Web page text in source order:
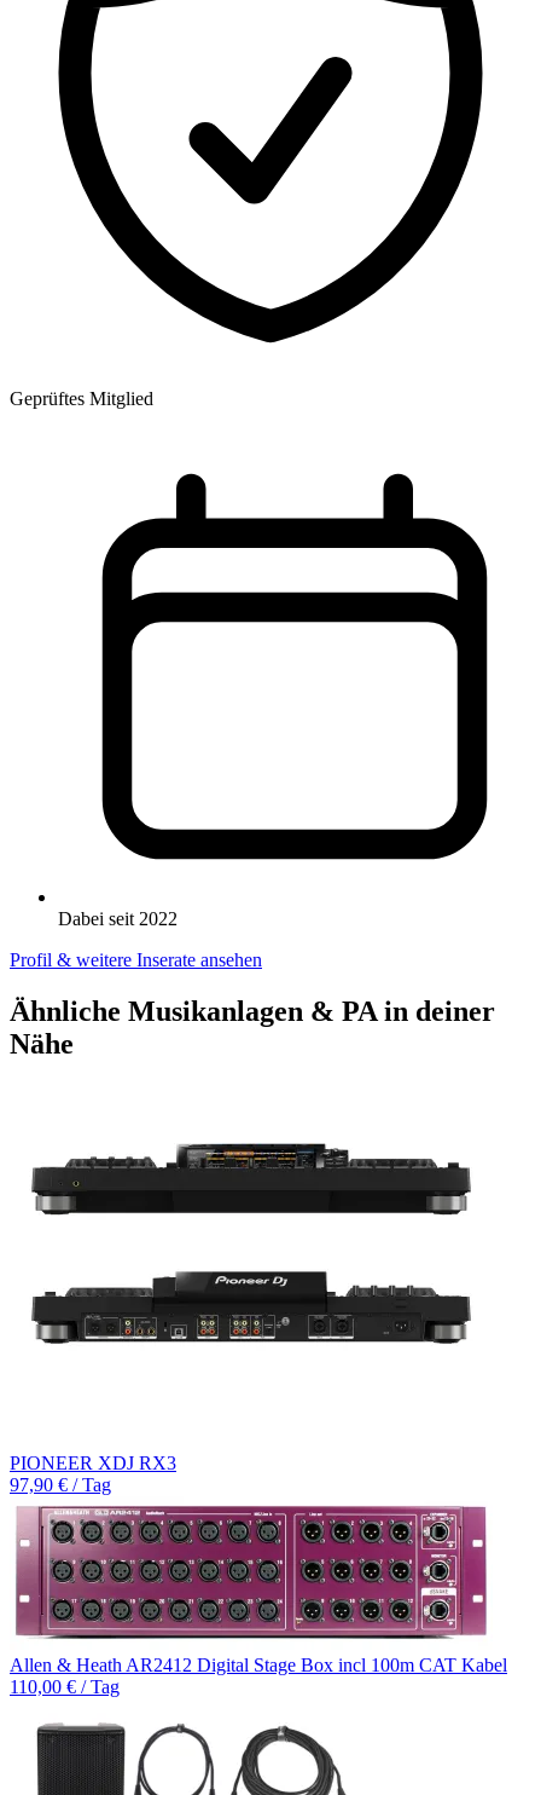
Geprüftes Mitglied
Dabei seit 2022
Profil & weitere Inserate ansehen
Ähnliche Musikanlagen & PA in deiner
Nähe
PIONEER XDJ RX3
97,90 € / Tag
Allen & Heath AR2412 Digital Stage Box incl 100m CAT Kabel
110,00 € / Tag